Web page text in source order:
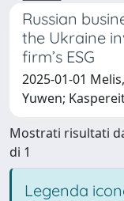
Russian
the Ukraine
firm’s ESG
2025-01-01
Yuwen;
Mostrati risultati
di 1
Legenda